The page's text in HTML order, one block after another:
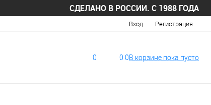
СДЕЛАНО В РОССИИ. С 1988 ГОДА
Вход Регистрация
0 0 0В корзине пока пусто